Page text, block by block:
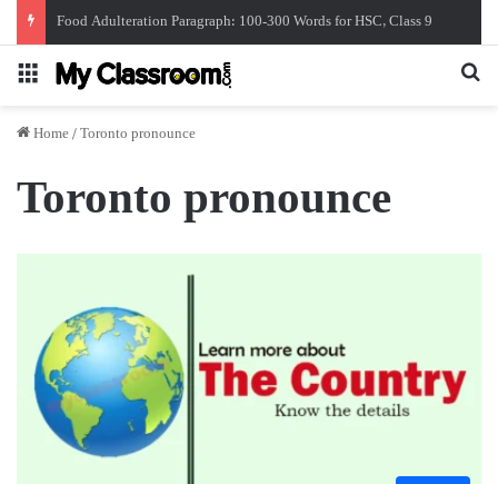
Food Adulteration Paragraph: 100-300 Words for HSC, Class 9
Menu
Home / Toronto pronounce
Toronto pronounce